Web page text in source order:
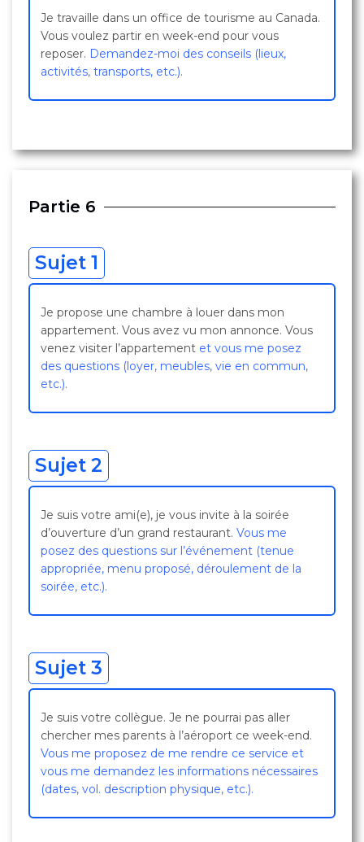
Je travaille dans un office de tourisme au Canada.
Vous voulez partir en week-end pour vous
reposer. Demandez-moi des conseils (lieux,
activités, transports, etc.).
Partie 6
Sujet 1
Je propose une chambre à louer dans mon
appartement. Vous avez vu mon annonce. Vous
venez visiter l’appartement et vous me posez
des questions (loyer, meubles, vie en commun,
etc.).
Sujet 2
Je suis votre ami(e), je vous invite à la soirée
d’ouverture d’un grand restaurant. Vous me
posez des questions sur l’événement (tenue
appropriée, menu proposé, déroulement de la
soirée, etc.).
Sujet 3
Je suis votre collègue. Je ne pourrai pas aller
chercher mes parents à l’aéroport ce week-end.
Vous me proposez de me rendre ce service et
vous me demandez les informations nécessaires
(dates, vol. description physique, etc.).